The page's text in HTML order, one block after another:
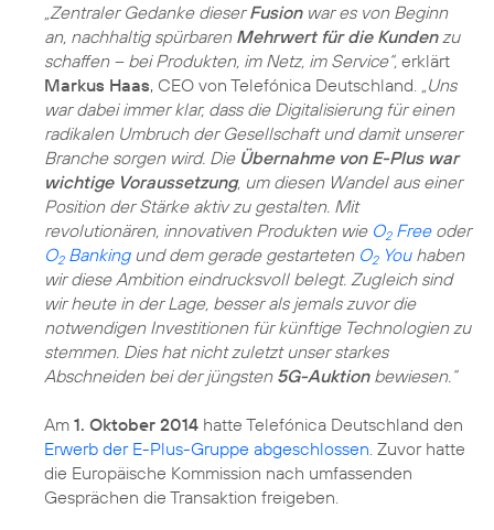
„Zentraler Gedanke dieserFusionwar es von Beginn
an, nachhaltig spürbaren Mehrwert für die Kundenzu
schaffen – bei Produkten, im Netz, im Service“, erklärt
Markus Haas, CEO von Telefónica Deutschland. „Uns
war dabei immer klar, dass die Digitalisierung für einen
radikalen Umbruch der Gesellschaft und damit unserer
Branche sorgen wird. Die Übernahme von E-Plus war
wichtige Voraussetzung, um diesen Wandel aus einer
Position der Stärke aktiv zu gestalten. Mit
revolutionären, innovativen Produkten wie O2Freeoder
O2Bankingund dem gerade gestarteten O2Youhaben
wir diese Ambition eindrucksvoll belegt. Zugleich sind
wir heute in der Lage, besser als jemals zuvor die
notwendigen Investitionen für künftige Technologien zu
stemmen. Dies hat nicht zuletzt unser starkes
Abschneiden bei der jüngsten 5G-Auktionbewiesen.“
Am 1. Oktober 2014 hatte Telefónica Deutschland den
Erwerb der E-Plus-Gruppe abgeschlossen. Zuvor hatte
die Europäische Kommission nach umfassenden
Gesprächen die Transaktion freigeben.